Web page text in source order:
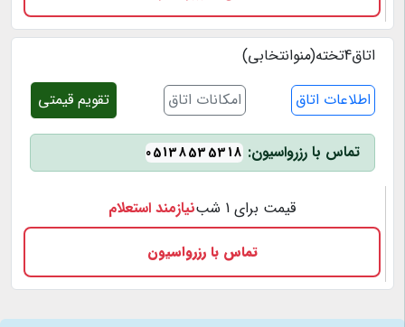
اتاق4تخته(منوانتخابی)
اطلاعات اتاق
امکانات اتاق تقویم قیمتی
تماس با رزرواسیون: 05138535318
قیمت برای 1 شب نیازمند استعلام
تماس با رزرواسیون